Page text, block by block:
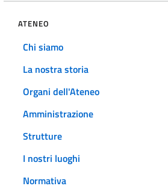
ATENEO
Chi siamo
La nostra storia
Organi dell'Ateneo
Amministrazione
Strutture
I nostri luoghi
Normativa